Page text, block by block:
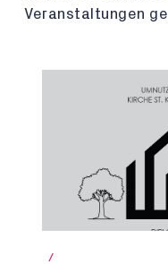
Veranstaltungen
/